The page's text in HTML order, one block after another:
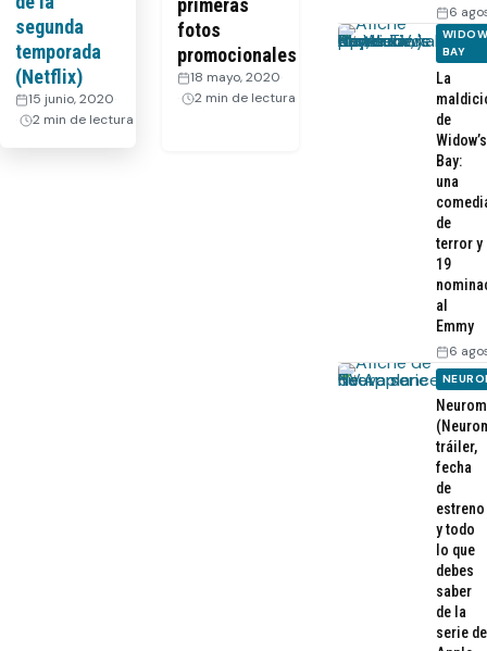
Videos
Webisodios
segunda
temporada
(Netflix)
15 junio, 2020
2 min de lectura
primeras
fotos
promocionales
18 mayo, 2020
2 min de lectura
6
BAY
La
de
Widow’s
Bay:
una
de
terror y
19
al
Emmy
6
tráiler,
fecha
de
estreno
y todo
lo que
debes
saber
de la
serie de